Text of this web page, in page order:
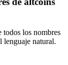
los nombres
lenguaje natural.